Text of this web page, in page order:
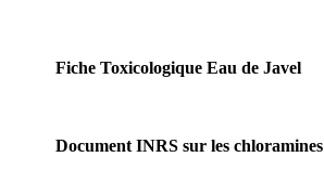
Fiche Toxicologique Eau de Javel
Document INRS sur les chloramines